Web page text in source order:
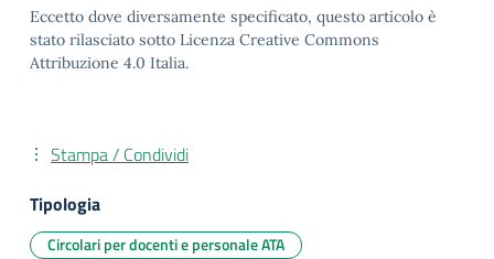
Eccetto dove diversamente specificato, questo articolo è
stato rilasciato sotto Licenza Creative Commons
Attribuzione 4.0 Italia.
Stampa / Condividi
Tipologia
Circolari per docenti e personale ATA